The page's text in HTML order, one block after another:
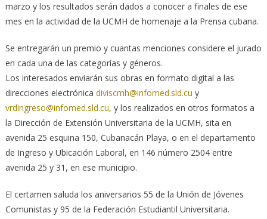
marzo y los resultados serán dados a conocer a finales de ese
mes en la actividad de la UCMH de homenaje a la Prensa cubana.
Se entregarán un premio y cuantas menciones considere el jurado
en cada una de las categorías y géneros.
Los interesados enviarán sus obras en formato digital a las
direcciones electrónica diviscmh@infomed.sld.cu y
vrdingreso@infomed.sld.cu, y los realizados en otros formatos a
la Dirección de Extensión Universitaria de la UCMH, sita en
avenida 25 esquina 150, Cubanacán Playa, o en el departamento
de Ingreso y Ubicación Laboral, en 146 número 2504 entre
avenida 25 y 31, en ese municipio.
El certamen saluda los aniversarios 55 de la Unión de Jóvenes
Comunistas y 95 de la Federación Estudiantil Universitaria.